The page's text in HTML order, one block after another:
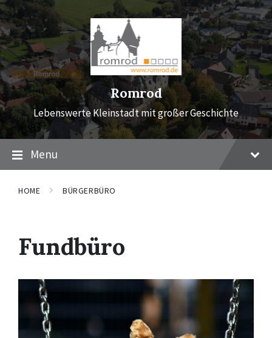
Skip
to
content
Skip
to
main
navigation
Skip
to
footer
Romrod
Lebenswerte Kleinstadt mit großer Geschichte
Menu
HOME BÜRGERBÜRO
Fundbüro